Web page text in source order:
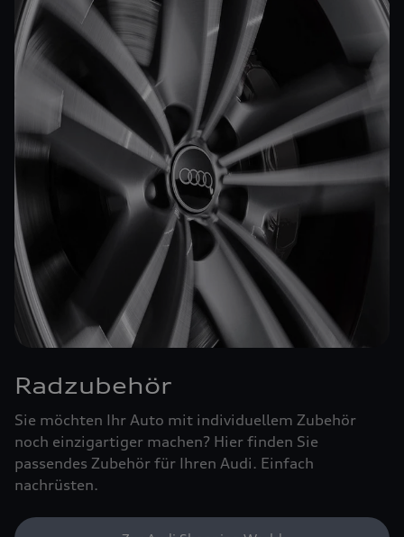
Radzubehör
Sie möchten Ihr Auto mit individuellem Zubehör
noch einzigartiger machen? Hier finden Sie
passendes Zubehör für Ihren Audi. Einfach
nachrüsten.